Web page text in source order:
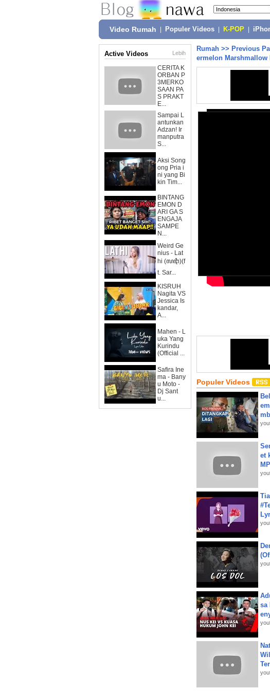
Video Rumah Populer Videos K-POP
Active Videos Lebih
CERITA K
ORBAN P
3MERKO
SAAN PA
S PRAKT
E...
Sampai L
antunkan
Adzan! Ir
manputra
S...
Aksi Song
ong Pria i
ni yang Bi
kin Tim...
BINTANG
EMON D
ARI GA S
ENGAJA
SAMPE
N...
Weird Ge
nius - Lat
hi (ꦭꦛꦶ)(f
t. Sar...
KISRUH
Nagita VS
Jessica Is
kandar,
A...
Mahen - L
uka Yang
Kurindu
(Official ...
Safira Ine
ma - Bany
u Moto -
Dj Sant
u...
Rumah >> Previous
ermelon Marshmallow
Populer Videos
et
sa